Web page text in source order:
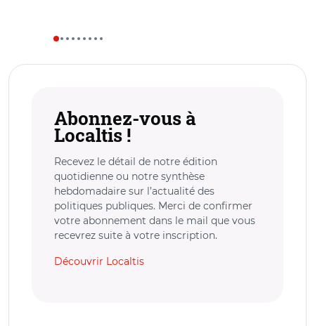
Abonnez-vous à
Localtis !
Recevez le détail de notre édition
quotidienne ou notre synthèse
hebdomadaire sur l’actualité des
politiques publiques. Merci de confirmer
votre abonnement dans le mail que vous
recevrez suite à votre inscription.
Découvrir Localtis